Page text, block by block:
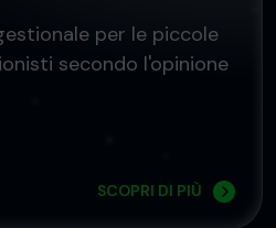
per le piccole
secondo l'opinione
SCOPRI DI PIÙ